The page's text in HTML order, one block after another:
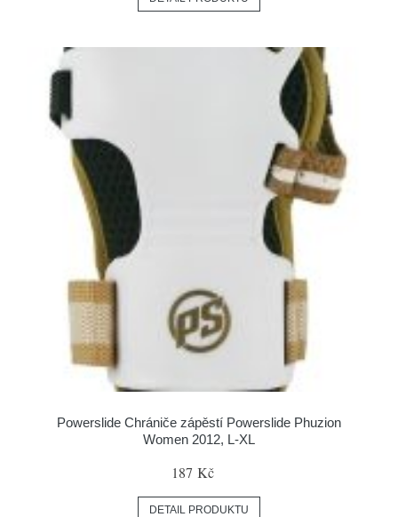
Powerslide Chrániče zápěstí Powerslide Phuzion
Women 2012, L-XL
187 Kč
DETAIL PRODUKTU